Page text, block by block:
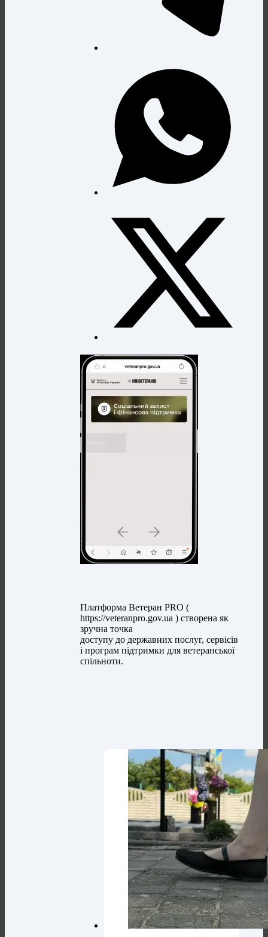
Платформа Ветеран PRO (
https://veteranpro.gov.ua ) створена як
зручна точка
доступу до державних послуг, сервісів
і програм підтримки для ветеранської
спільноти.